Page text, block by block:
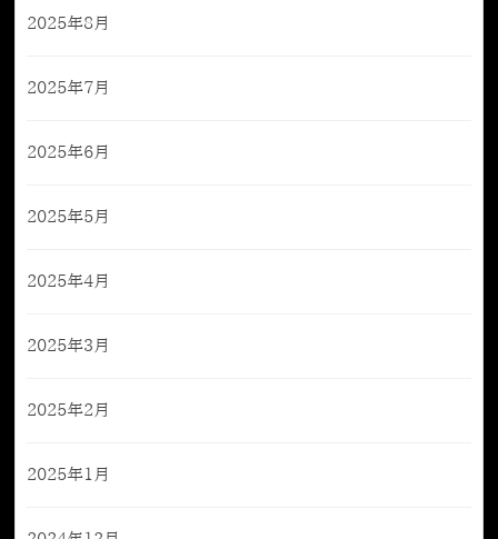
2025年8月
2025年7月
2025年6月
2025年5月
2025年4月
2025年3月
2025年2月
2025年1月